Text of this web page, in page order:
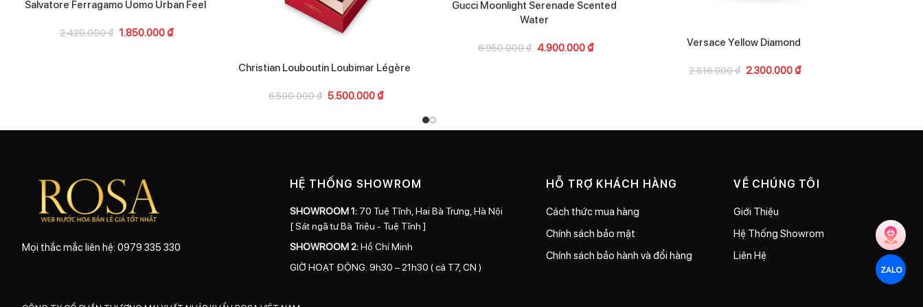
ZALO
Salvatore Ferragamo Uomo Urban Feel
2.420.000₫ 1.850.000₫
Christian Louboutin Loubimar Légère
6.500.000₫ 5.500.000₫
Gucci Moonlight Serenade Scented
Water
6.950.000₫ 4.900.000₫ Versace Yellow Diamond
2.816.000₫ 2.300.000₫
Mọi thắc mắc liên hệ: 0979 335 330
HỆ THỐNG SHOWROM
SHOWROOM 1: 70 Tuệ Tĩnh, Hai Bà Trưng, Hà Nội
[ Sát ngã tư Bà Triệu - Tuệ Tĩnh ]
SHOWROOM 2:Hồ Chí Minh
GIỜ HOẠT ĐỘNG: 9h30 – 21h30 ( cả T7, CN )
HỖ TRỢ KHÁCH HÀNG
Cách thức mua hàng
Chính sách bảo mật
Chính sách bảo hành và đổi hàng
VỀ CHÚNG TÔI
Giới Thiệu
Hệ Thống Showrom
Liên Hệ